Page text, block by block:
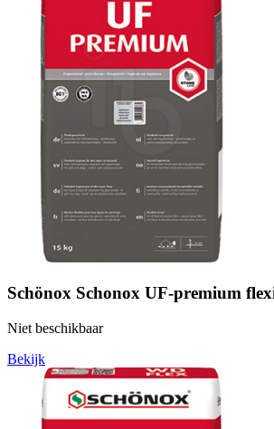
Schönox Schonox UF-premium
Niet beschikbaar
Bekijk